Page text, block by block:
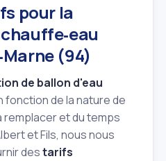
pour la
(94)
de ballon d'eau
fonction de la nature de
remplacer et du temps
et Fils, nous nous
destarifs